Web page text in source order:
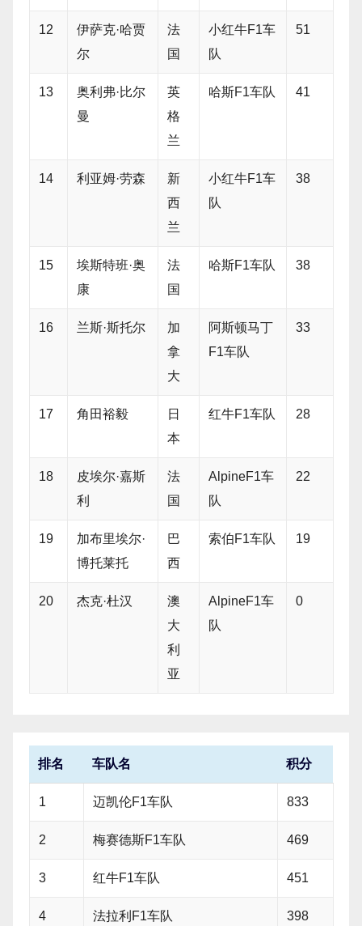
12
伊萨克·哈贾
尔
法
国
小红牛F1车
队
51
13
奥利弗·比尔
曼
英
格
兰
哈斯F1车队 41
14 利亚姆·劳森
新
西
兰
小红牛F1车
队
38
15
埃斯特班·奥
康
法
国
哈斯F1车队 38
16 兰斯·斯托尔
加
拿
大
阿斯顿马丁
F1车队
33
17 角田裕毅
日
本
红牛F1车队 28
18
皮埃尔·嘉斯
利
法
国
AlpineF1车
队
22
19
加布里埃尔·
博托莱托
巴
西
索伯F1车队 19
20 杰克·杜汉
澳
大
利
亚
AlpineF1车
队
0
排名 车队名 积分
1 迈凯伦F1车队 833
2 梅赛德斯F1车队 469
3 红牛F1车队 451
4 法拉利F1车队 398